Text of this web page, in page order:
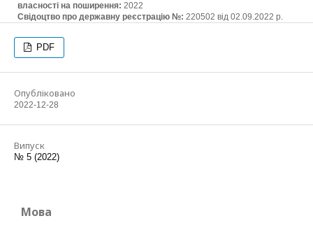
власності на поширення: 2022
Свідоцтво про державну реєстрацію №: 220502 від 02.09.2022 р.
PDF
Опубліковано
2022-12-28
Випуск
№ 5 (2022)
Мова